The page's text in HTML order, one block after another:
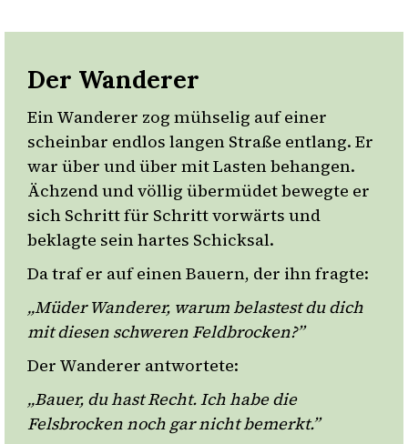
Der Wanderer
Ein Wanderer zog mühselig auf einer
scheinbar endlos langen Straße entlang. Er
war über und über mit Lasten behangen.
Ächzend und völlig übermüdet bewegte er
sich Schritt für Schritt vorwärts und
beklagte sein hartes Schicksal.
Da traf er auf einen Bauern, der ihn fragte:
„Müder Wanderer, warum belastest du dich
mit diesen schweren Feldbrocken?”
Der Wanderer antwortete:
„Bauer, du hast Recht. Ich habe die
Felsbrocken noch gar nicht bemerkt.”